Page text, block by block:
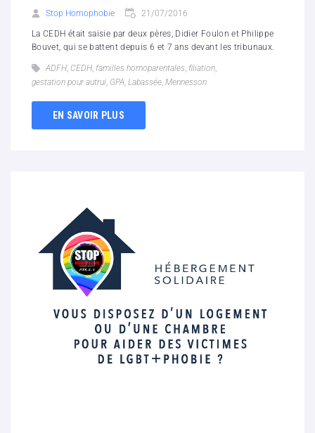
Stop Homophobie 21/07/2016
La CEDH était saisie par deux pères, Didier Foulon et Philippe
Bouvet, qui se battent depuis 6 et 7 ans devant les tribunaux.
ADFH, CEDH, familles homoparentales, filiation,
gestation pour autrui, GPA, Labassée, Mennesson
EN SAVOIR PLUS